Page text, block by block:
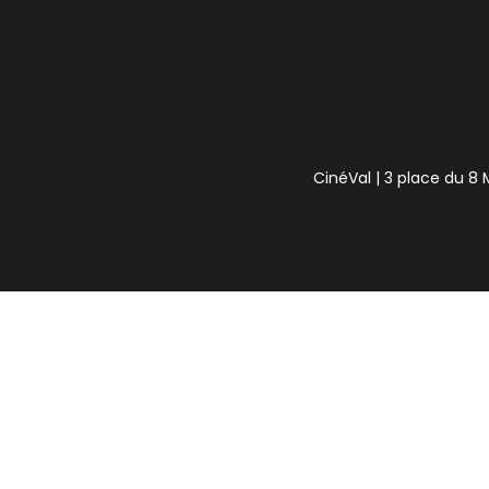
CinéVal | 3 place du 8